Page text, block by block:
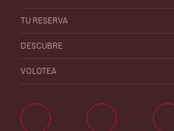
TU RESERVA
DESCUBRE
VOLOTEA